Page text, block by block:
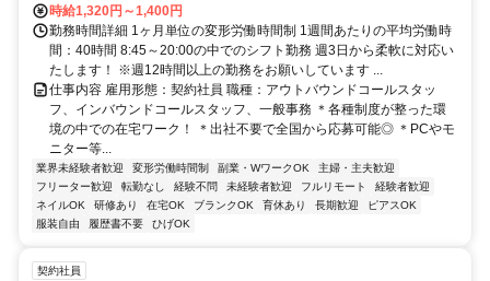
時給1,320円～1,400円
勤務時間詳細 1ヶ月単位の変形労働時間制 1週間あたりの平均労働時
間：40時間 8:45～20:00の中でのシフト勤務 週3日から柔軟に対応い
たします！ ※週12時間以上の勤務をお願いしています ...
仕事内容 雇用形態：契約社員 職種：アウトバウンドコールスタッ
フ、インバウンドコールスタッフ、一般事務 ＊各種制度が整った環
境の中での在宅ワーク！ ＊出社不要で全国から応募可能◎ ＊PCやモ
ニター等...
業界未経験者歓迎 変形労働時間制 副業・WワークOK
主婦・主夫歓迎
フリーター歓迎
転勤なし 経験不問 未経験者歓迎 フルリモート
経験者歓迎
ネイルOK
研修あり 在宅OK ブランクOK 育休あり 長期歓迎
ピアスOK
服装自由
履歴書不要 ひげOK
契約社員